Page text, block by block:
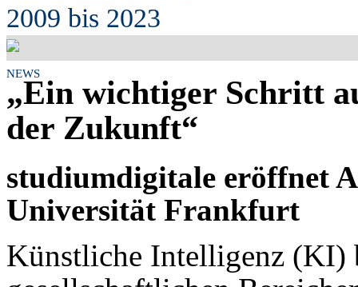
2009 bis 2023
NEWS
„Ein wichtiger Schritt
der Zukunft“
studiumdigitale eröffnet
Universität Frankfurt
Künstliche Intelligenz (KI)